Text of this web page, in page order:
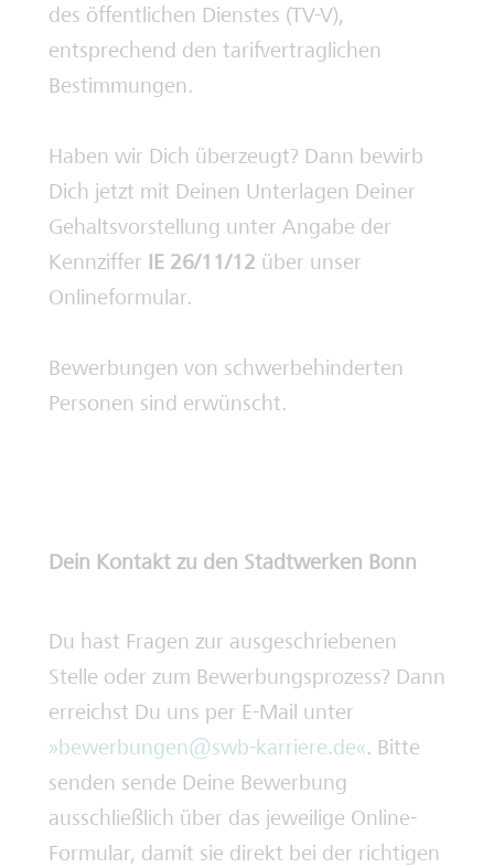
des öffentlichen Dienstes (TV-V),
entsprechend den tarifvertraglichen
Bestimmungen.
Haben wir Dich überzeugt? Dann bewirb
Dich jetzt mit Deinen Unterlagen Deiner
Gehaltsvorstellung unter Angabe der
Kennziffer IE 26/11/12 über unser
Onlineformular.
Bewerbungen von schwerbehinderten
Personen sind erwünscht.
Dein Kontakt zu den Stadtwerken Bonn
Du hast Fragen zur ausgeschriebenen
Stelle oder zum Bewerbungsprozess? Dann
erreichst Du uns per E-Mail unter
bewerbungen@swb-karriere.de . Bitte
senden sende Deine Bewerbung
ausschließlich über das jeweilige Online-
Formular, damit sie direkt bei der richtigen